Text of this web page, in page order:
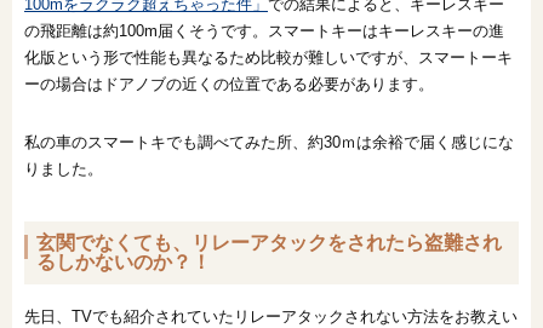
100mをラクラク超えちゃった件」 での結果によると、キーレスキー
の飛距離は約100m届くそうです。スマートキーはキーレスキーの進
化版という形で性能も異なるため比較が難しいですが、スマートーキ
ーの場合はドアノブの近くの位置である必要があります。
私の車のスマートキでも調べてみた所、約30ｍは余裕で届く感じにな
りました。
玄関でなくても、リレーアタックをされたら盗難され
るしかないのか？！
先日、TVでも紹介されていたリレーアタックされない方法をお教えい